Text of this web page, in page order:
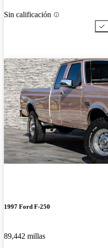
Sin calificación
1997 Ford F-250
89,442 millas